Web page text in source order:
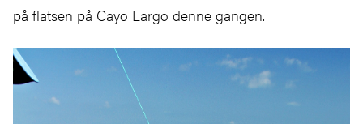
på flatsen på Cayo Largo denne gangen.